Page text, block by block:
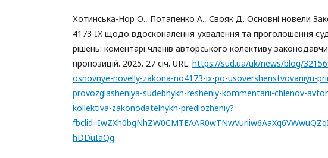
Хотинська-Нор О., Потапенко А., Свояк Д. Основні новели
4173-IX щодо вдосконалення ухвалення та проголошення
рішень: коментарі членів авторського колективу
пропозицій. 2025. 27 січ. URL: https://sud.ua/uk/news/blog/
osnovnye-novelly-zakona-no4173-ix-po-usovershenstvovaniyu-
provozglasheniya-sudebnykh-resheniy-kommentarii-chlenov-
kollektiva-zakonodatelnykh-predlozheniy?
hDDuIaQg.